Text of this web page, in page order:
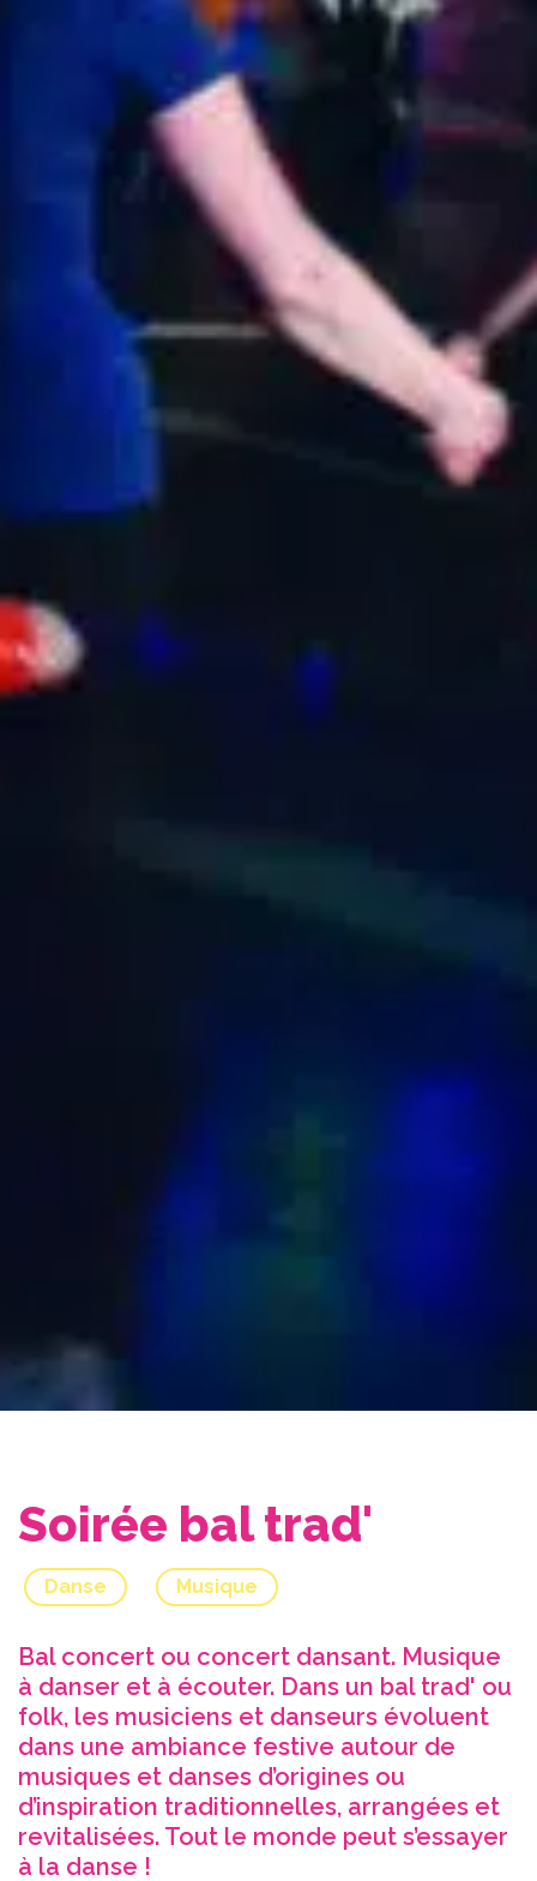
Soirée bal trad'
Danse Musique
Bal concert ou concert dansant. Musique
à danser et à écouter. Dans un bal trad' ou
folk, les musiciens et danseurs évoluent
dans une ambiance festive autour de
musiques et danses d’origines ou
d’inspiration traditionnelles, arrangées et
revitalisées. Tout le monde peut s’essayer
à la danse !